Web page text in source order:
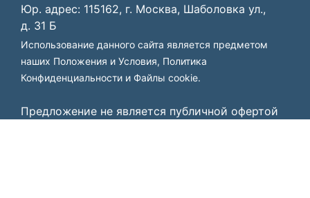
Юр. адрес: 115162, г. Москва, Шаболовка ул.,
д. 31 Б
Использование данного сайта является предметом
наших Положения и Условия, Политика
Конфиденциальности и Файлы cookie.
Предложение не является публичной офертой